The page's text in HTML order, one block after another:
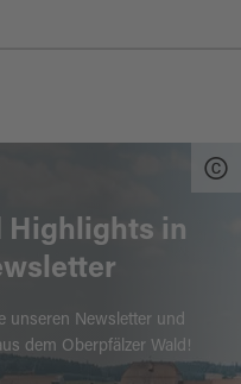
Highlights in
unseren Newsletter und
dem Oberpfälzer Wald!